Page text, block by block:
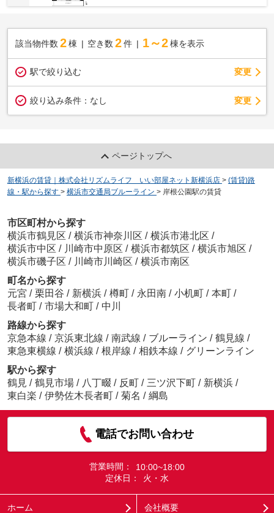
該当物件数 2棟 空き数 2 件 1～2 棟を表示
駅で絞り込む 変更
絞り込み条件： なし 変更
ページトップへ
新横浜の賃貸｜株式会社リズムライフ いい部屋ネット新横浜店 > (賃貸)路
線・駅から探す > 横浜市交通局ブルーライン > 岸根公園駅の賃貸
市区町村から探す
横浜市鶴見区 / 横浜市神奈川区 / 横浜市港北区 /
横浜市中区 / 川崎市中原区 / 横浜市都筑区 / 横浜市旭区 /
横浜市磯子区 / 川崎市川崎区 / 横浜市南区
町名から探す
元宮 / 栗田谷 / 新横浜 / 樽町 / 永田南 / 小机町 / 本町 /
長者町 / 市場大和町 / 中川
路線から探す
京急本線 / 京浜東北線 / 南武線 / ブルーライン / 鶴見線 /
東急東横線 / 横浜線 / 根岸線 / 相鉄本線 / グリーンライン
駅から探す
鶴見 / 鶴見市場 / 八丁畷 / 反町 / 三ツ沢下町 / 新横浜 /
東白楽 / 伊勢佐木長者町 / 菊名 / 綱島
電話でお問い合わせ
営業時間：
10:00~18:00
定休日：
火・水
ホーム 会社概要